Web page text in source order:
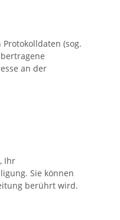
(sog.
an der
Ihr
Sie können
berührt wird.